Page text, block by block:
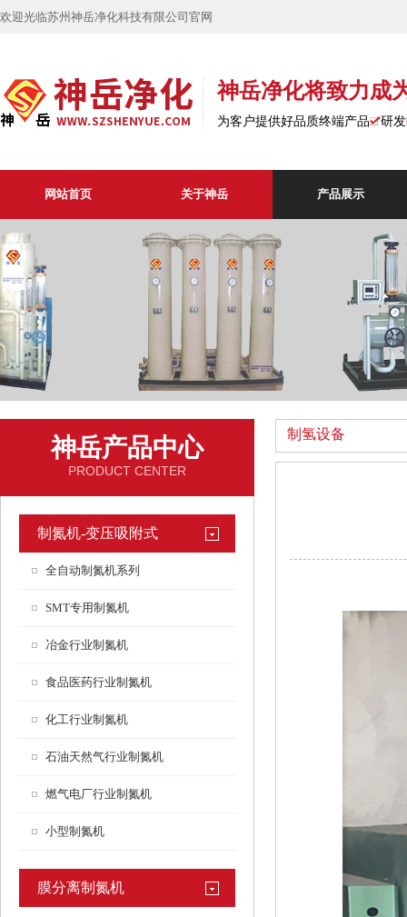
欢迎光临苏州神岳净化科技有限公司官网
神岳净化将致力成
为客户提供好品质终端产品 研发
网站首页 关于神岳 产品展示
神岳产品中心
PRODUCT CENTER
制氮机-变压吸附式
全自动制氮机系列
SMT专用制氮机
冶金行业制氮机
食品医药行业制氮机
化工行业制氮机
石油天然气行业制氮机
燃气电厂行业制氮机
小型制氮机
膜分离制氮机
制氢设备